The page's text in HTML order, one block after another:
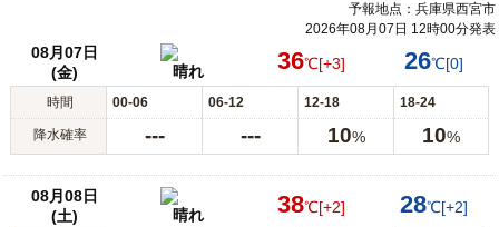
予報地点：兵庫県西宮市
2026年08月07日 12時00分発表
08月07日
(金)
晴れ 36℃[+3] 26℃[0]
時間 00-06 06-12 12-18 18-24
降水確率 --- --- 10% 10%
08月08日
(土)
晴れ 38℃[+2] 28℃[+2]